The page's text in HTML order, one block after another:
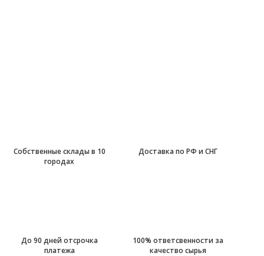
МИНИМАЛЬНАЯ
ЦЕНА НА
Собственные склады в 10
городах
Доставка по РФ и СНГ
До 90 дней отсрочка
платежа
100% ответсвенности за
качество сырья